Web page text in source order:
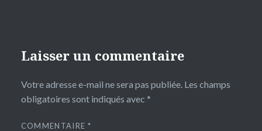
Laisser un commentaire
Votre adresse e-mail ne sera pas publiée. Les champs
obligatoires sont indiqués avec *
COMMENTAIRE*